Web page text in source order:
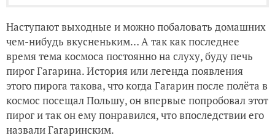
Наступают выходные и можно побаловать домашних
чем-нибудь вкусненьким… А так как последнее
время тема космоса постоянно на слуху, буду печь
пирог Гагарина. История или легенда появления
этого пирога такова, что когда Гагарин после полёта в
космос посещал Польшу, он впервые попробовал этот
пирог и так он ему понравился, что впоследствии его
назвали Гагаринским.